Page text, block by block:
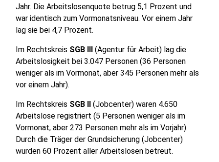
Jahr. Die Arbeitslosenquote betrug 5,1 Prozent und
war identisch zum Vormonatsniveau. Vor einem Jahr
lag sie bei 4,7 Prozent.
Im Rechtskreis SGB III (Agentur für Arbeit) lag die
Arbeitslosigkeit bei 3.047 Personen (36 Personen
weniger als im Vormonat, aber 345 Personen mehr als
vor einem Jahr).
Im Rechtskreis SGB II (Jobcenter) waren 4.650
Arbeitslose registriert (5 Personen weniger als im
Vormonat, aber 273 Personen mehr als im Vorjahr).
Durch die Träger der Grundsicherung (Jobcenter)
wurden 60 Prozent aller Arbeitslosen betreut.